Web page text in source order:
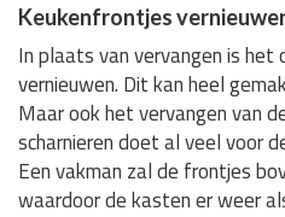
Keukenfrontjes
In plaats van vervangen is
vernieuwen. Dit kan heel
Maar ook het vervangen van
scharnieren doet al veel voor
Een vakman zal de frontjes
waardoor de kasten er weer